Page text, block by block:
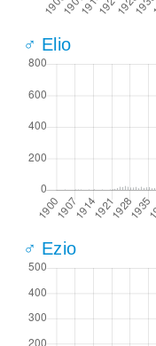
♂ Elio
♂ Ezio